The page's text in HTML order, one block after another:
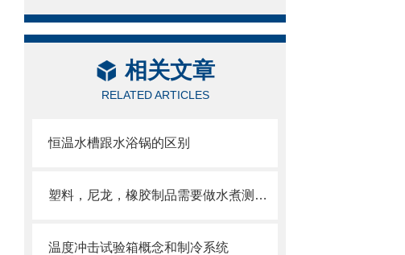
相关文章
RELATED ARTICLES
恒温水槽跟水浴锅的区别
塑料，尼龙，橡胶制品需要做水煮测试吗？主要目的是什么？
温度冲击试验箱概念和制冷系统